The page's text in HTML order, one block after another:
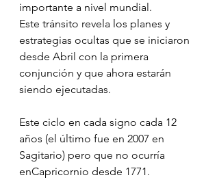
importante a nivel mundial.
Este tránsito revela los planes y
estrategias ocultas que se iniciaron
desde Abril con la primera
conjunción y que ahora estarán
siendo ejecutadas.
Este ciclo en cada signo cada 12
años (el último fue en 2007 en
Sagitario) pero que no ocurría
enCapricornio desde 1771.